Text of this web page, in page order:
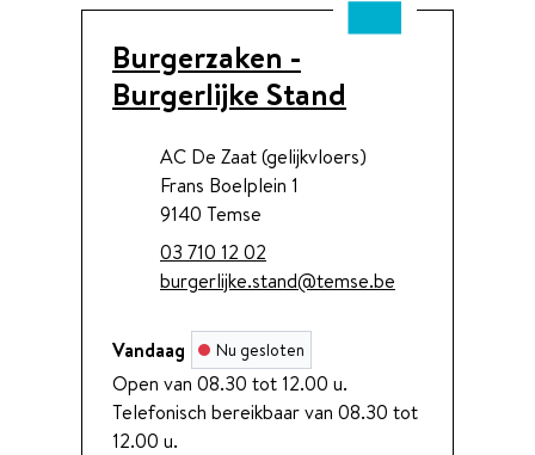
Contact
Burgerzaken -
Burgerlijke Stand
AC De Zaat (gelijkvloers)
Frans Boelplein 1
,9140 Temse
03 710 12 02
E-mailburgerlijke.stand@temse.be
Vandaag Nu gesloten
Open van 08.30 tot 12.00 u.
Telefonisch bereikbaar van 08.30 tot
12.00 u.